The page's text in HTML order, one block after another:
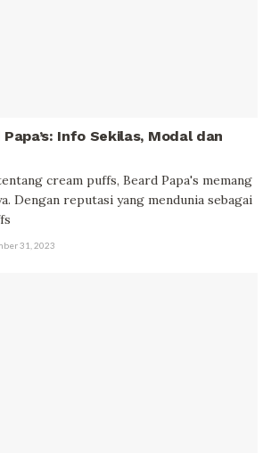
Info Sekilas, Modal dan
cream puffs, Beard Papa's memang
Dengan reputasi yang mendunia sebagai
31, 2023